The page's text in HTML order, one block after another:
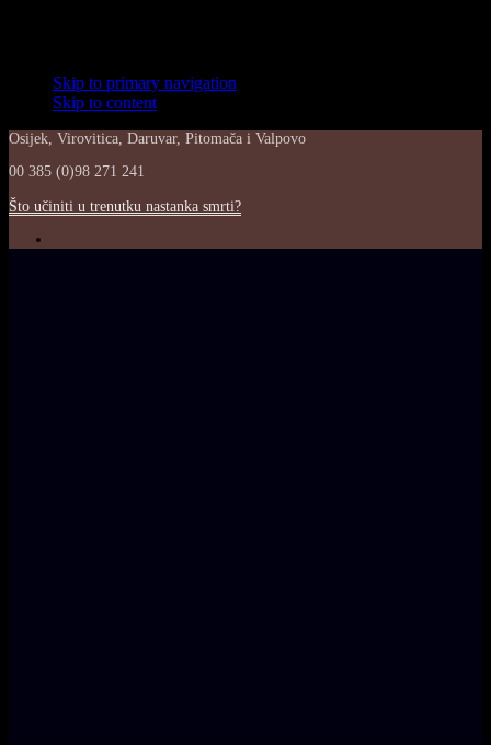
Skip to primary navigation
Skip to content
Osijek, Virovitica, Daruvar, Pitomača i Valpovo
00 385 (0)98 271 241
Što učiniti u trenutku nastanka smrti?